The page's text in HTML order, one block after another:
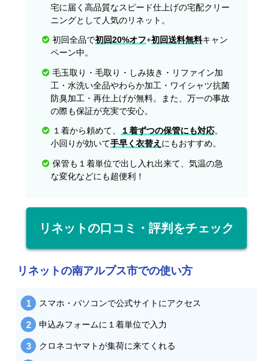
宅に届く高品質なスピード仕上げの宅配クリー
ニングとして人気のリネット。
初回全品で初回20%オフ+初回送料無料キャン
ペーン中。
毛玉取り・毛取り・しみ抜き・リファイン加
工・水洗い全品やわらか加工・ワイシャツ抗菌
防臭加工・再仕上げが無料。また、万一の事故
の際も保証が充実で安心。
１着から頼めて、 １着ずつの保管にも対応。
小回りが効いて手早く衣替え にもおすすめ。
保管も１着単位で出し入れ出来て、気温の急
な変化などにも超便利！
リネットの口コミ・評判をチェック
リネットの南アルプス市での使い方
スマホ・パソコンで公式サイトにアクセス
申込みフォームに１着単位で入力
クロネコヤマトが集荷に来てくれる